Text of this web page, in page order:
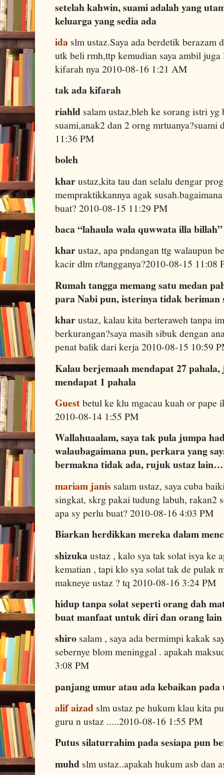
setelah kahwin, suami adalah yang
keluarga yang sedia ada
ida slm ustaz.Saya ada berdetik
utk beli rmh,ttp kemudian saya ambil
kifarah nya 2010-08-16 1:21 AM
tak ada kifarah
riahld salam ustaz,bleh ke sorang istri
suami,anak2 dan 2 orng
11:36 PM
boleh
kharustaz,kita tau dan selalu dengar
mempraktikkannya agak
buat? 2010-08-15 11:29 PM
baca “lahaula wala quwwata illa billah”
kharustaz, apa pndangan ttg walaupun
kacir dlm r/tangganya?2010-08-15 11:08
Rumah tangga memang satu medan
para Nabi pun, isterinya tidak
kharustaz, kalau kita berteraweh tanpa
berkurangan?saya masih sibuk dengan
penat balik dari kerja 2010-08-15 10:59
Kalau berjemaah mendapat 27
mendapat 1 pahala
Guestbetul ke klu mgacau kuah or pape
2010-08-14 1:55 PM
Wallahuaalam, saya tak pula jumpa
walaubagaimana pun, perkara yang
bermakna tidak ada, rujuk ustaz lain…
mariam janis salam ustaz, saya cuba
singkat, skrg pakai tudung labuh, rakan2
apa sy perlu buat? 2010-08-16 4:03 PM
Biarkan herdikkan mereka dalam
shizukaustaz , kalo sya tak solat isya ke
kematian , tapi klo sya solat tak de pulak
makneye ustaz ? tq 2010-08-16 3:24 PM
hidup tanpa solat seperti orang dah
buat manfaat untuk diri dan orang lain
shiro salam , saya ada bermimpi kakak
sebernye blom meninggal . apakah
3:08 PM
panjang umur atau ada kebaikan pada
alif aizad slm ustaz pe hukum klau kita
guru n ustaz .....2010-08-16 1:55 PM
Putus silaturrahim pada sesiapa pun
muhd slm ustaz..apakah hukum asb dan